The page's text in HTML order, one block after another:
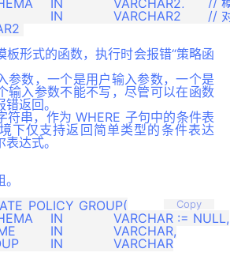
板形式的函数，执行时会报错“策略函
参数，一个是用户输入参数，一个是
输入参数不能不写，尽管可以在函数
返回。
符串，作为 WHERE 子句中的条件表
下仅支持返回简单类型的条件表达
达式。
Copy